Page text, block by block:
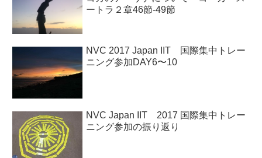
ートラ２章46節-49節
NVC 2017 Japan IIT 国際集中トレー
ニング参加DAY6〜10
NVC Japan IIT 2017 国際集中トレー
ニング参加の振り返り